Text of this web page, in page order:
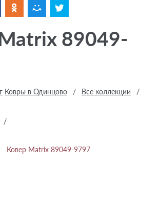
89049-
Ковры в Одинцово / Все коллекции /
/